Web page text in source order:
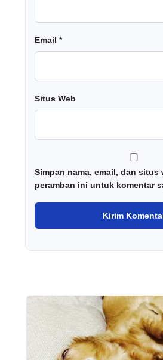
Email *
Situs Web
Simpan nama, email, dan situs
peramban ini untuk komentar